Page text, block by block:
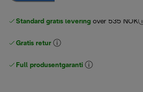
Standard gratis levering over 535 NOK
Gratis retur
Full produsentgaranti